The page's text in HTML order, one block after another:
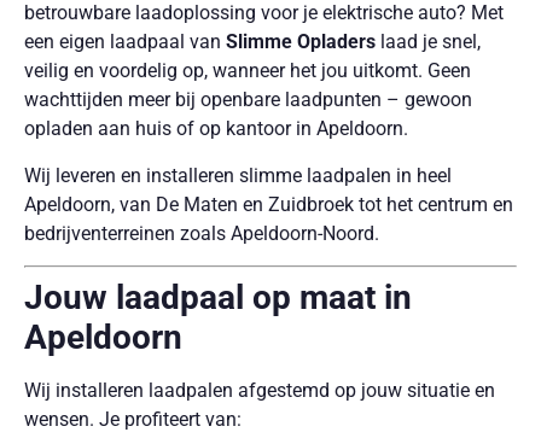
betrouwbare laadoplossing voor je elektrische auto? Met
een eigen laadpaal van Slimme Opladers laad je snel,
veilig en voordelig op, wanneer het jou uitkomt. Geen
wachttijden meer bij openbare laadpunten – gewoon
opladen aan huis of op kantoor in Apeldoorn.
Wij leveren en installeren slimme laadpalen in heel
Apeldoorn, van De Maten en Zuidbroek tot het centrum en
bedrijventerreinen zoals Apeldoorn-Noord.
Jouw laadpaal op maat in
Apeldoorn
Wij installeren laadpalen afgestemd op jouw situatie en
wensen. Je profiteert van: